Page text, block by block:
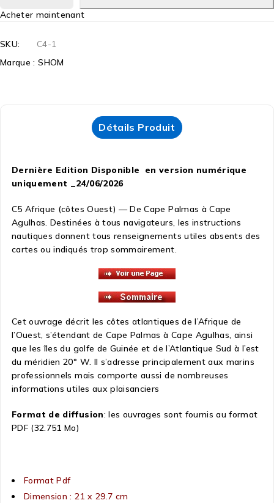
Acheter maintenant
SKU:
C4-1
Marque :SHOM
Détails Produit
Dernière Edition Disponible en version numérique
uniquement _24/06/2026
C5 Afrique (côtes Ouest) — De Cape Palmas à Cape
Agulhas. Destinées à tous navigateurs, les instructions
nautiques donnent tous renseignements utiles absents des
cartes ou indiqués trop sommairement.
Cet ouvrage décrit les côtes atlantiques de l’Afrique de
l’Ouest, s’étendant de Cape Palmas à Cape Agulhas, ainsi
que les îles du golfe de Guinée et de l’Atlantique Sud à l’est
du méridien 20° W. Il s’adresse principalement aux marins
professionnels mais comporte aussi de nombreuses
informations utiles aux plaisanciers
Format de diffusion: les ouvrages sont fournis au format
PDF (32.751 Mo)
Format Pdf
Dimension : 21 x 29.7 cm